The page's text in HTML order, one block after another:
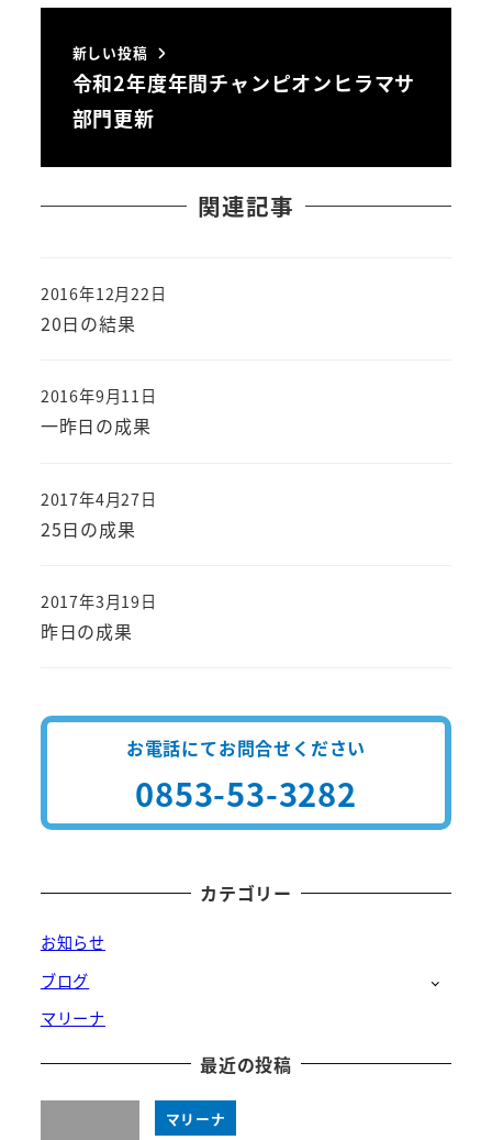
新しい投稿
令和2年度年間チャンピオンヒラマサ
部門更新
関連記事
20日の結果
投稿日
2016年12月22日
一昨日の成果
投稿日
2016年9月11日
25日の成果
投稿日
2017年4月27日
昨日の成果
投稿日
2017年3月19日
お電話にてお問合せください
0853-53-3282
カテゴリー
お知らせ
ブログ
マリーナ
最近の投稿
マリーナ